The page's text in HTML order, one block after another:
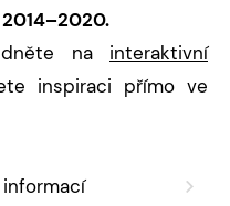
2014–2020.
na interaktivní
inspiraci přímo ve